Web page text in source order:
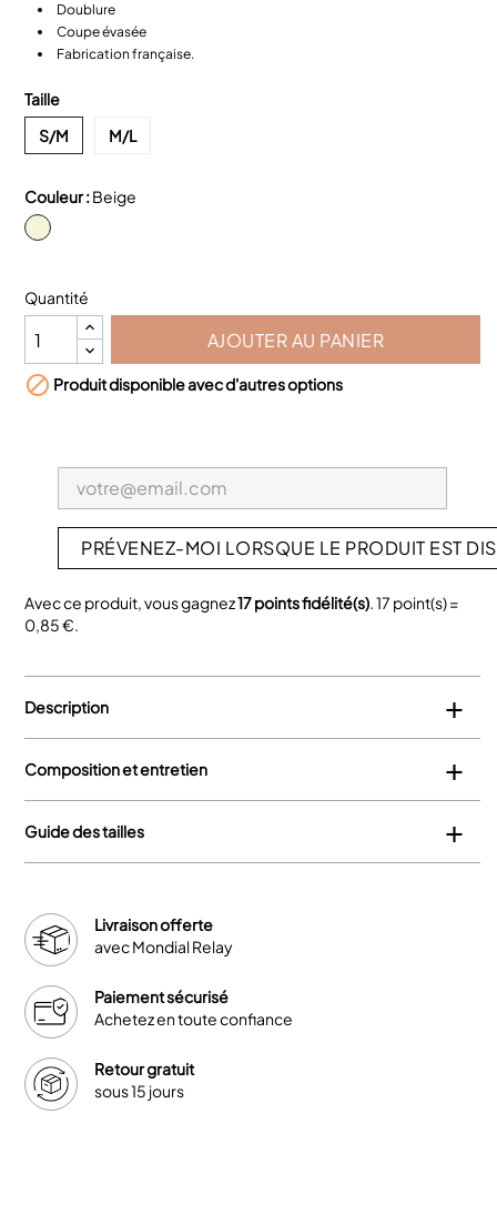
Doublure
Coupe évasée
Fabrication française.
Taille
S/M
M/L
Couleur :Beige
Beige
Quantité
AJOUTER AU PANIER
 Produit disponible avec d'autres options
PRÉVENEZ-MOI LORSQUE LE PRODUIT EST
Avec ce produit, vous gagnez17points fidélité(s).17 point(s) =
0,85 €.
Description
Composition et entretien
Guide des tailles
Livraison offerte
avec Mondial Relay
Paiement sécurisé
Achetez en toute confiance
Retour gratuit
sous 15 jours